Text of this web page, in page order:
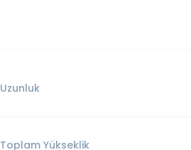
Uzunluk
Toplam Yükseklik